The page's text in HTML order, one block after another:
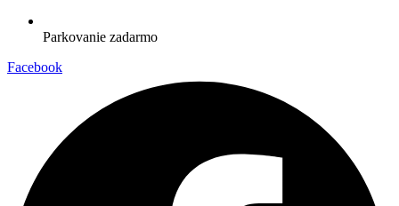
Parkovanie zadarmo
Facebook